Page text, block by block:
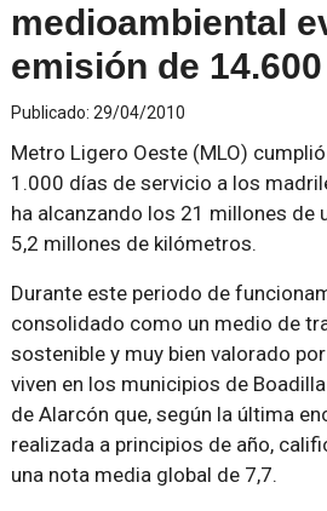
medioambiental
emisión de
Publicado: 29/04/2010
Metro Ligero Oeste (MLO)
1.000 días de servicio a los
ha alcanzando los 21 millones de
5,2 millones de kilómetros.
Durante este periodo de
consolidado como un medio de
sostenible y muy bien valorado
viven en los municipios de
de Alarcón que, según la última
realizada a principios de año,
una nota media global de 7,7.